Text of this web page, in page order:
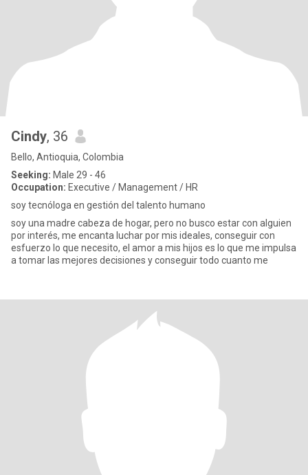
Cindy, 36
Bello, Antioquia, Colombia
Seeking: Male 29 - 46
Occupation: Executive / Management / HR
soy tecnóloga en gestión del talento humano
soy una madre cabeza de hogar, pero no busco estar con alguien
por interés, me encanta luchar por mis ideales, conseguir con
esfuerzo lo que necesito, el amor a mis hijos es lo que me impulsa
a tomar las mejores decisiones y conseguir todo cuanto me